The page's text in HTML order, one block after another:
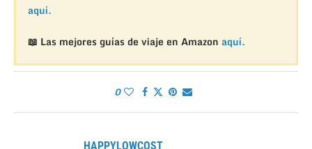
aquí.
📖 Las mejores guías de viaje en Amazon aquí.
0
HAPPYLOWCOST